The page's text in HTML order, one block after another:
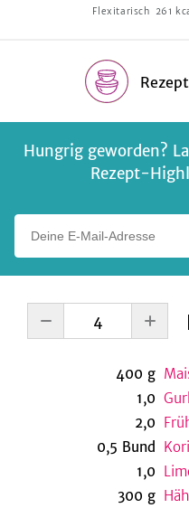
Flexitarisch 261
Rezept
Hungrig geworden?
Rezept-
400 g
1,0
2,0
0,5 Bund
1,0
300 g